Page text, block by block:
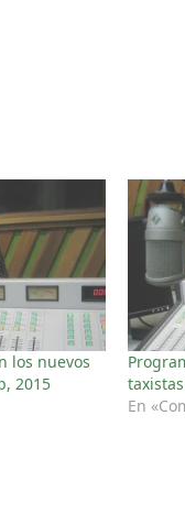
los nuevos
2015
En